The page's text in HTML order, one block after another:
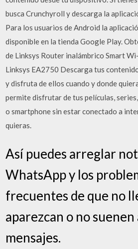
busca Crunchyroll y descarga la
Para los usuarios de Android la
disponible en la tienda Google Play.
de Linksys Router inalámbrico Smart
Linksys EA2750 Descarga tus
y disfruta de ellos cuando y donde
permite disfrutar de tus películas,
o smartphone sin estar conectado a
quieras.
Así puedes arreglar
WhatsApp y los
frecuentes de que no
aparezcan o no
mensajes.